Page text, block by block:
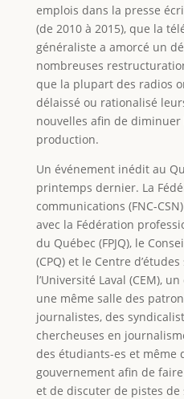
emplois dans la presse
(de 2010 à 2015), que la
généraliste a amorcé un
nombreuses
que la plupart des radios
délaissé ou rationalisé
nouvelles afin de diminuer
production.
Un événement inédit au
printemps dernier. La
communications (FNC-
avec la Fédération
du Québec (FPJQ), le
(CPQ) et le Centre
l’Université Laval (CEM),
une même salle des
journalistes, des
chercheuses en
des étudiants-es et même
gouvernement afin de
et de discuter de pistes